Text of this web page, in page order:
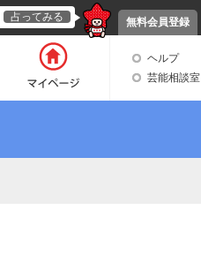
無料会員登録
占ってみる
ヘルプ
芸能相談室